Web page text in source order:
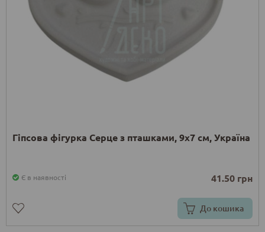
Гіпсова фігурка Серце з пташками, 9х7 см, Україна
Є в наявності 41.50 грн
До кошика